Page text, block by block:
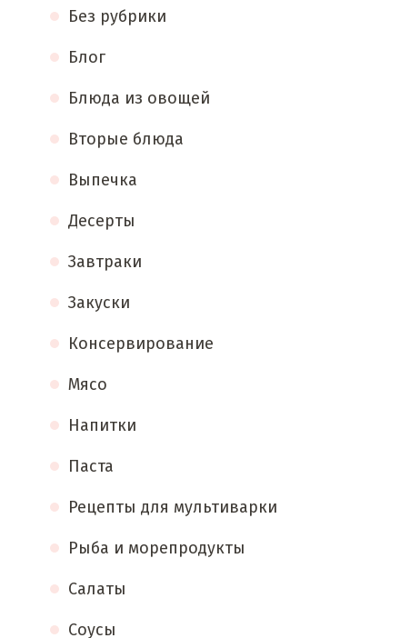
Без рубрики
Блог
Блюда из овощей
Вторые блюда
Выпечка
Десерты
Завтраки
Закуски
Консервирование
Мясо
Напитки
Паста
Рецепты для мультиварки
Рыба и морепродукты
Салаты
Соусы